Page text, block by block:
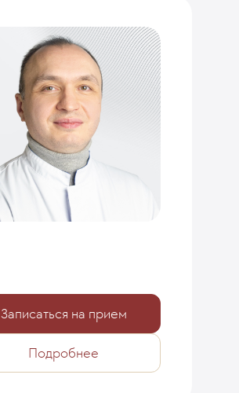
Записаться на прием
Подробнее